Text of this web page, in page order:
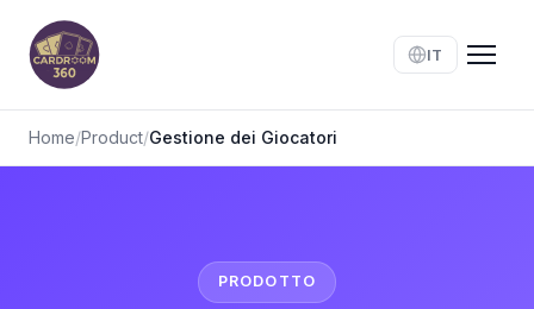
IT
Home/Product/Gestione dei Giocatori
PRODOTTO